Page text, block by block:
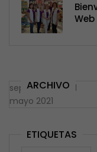
Web
ARCHIVO
septiembre 2021
mayo 2021
ETIQUETAS